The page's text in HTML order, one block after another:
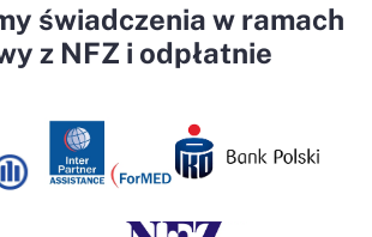
świadczenia w ramach
z NFZ i odpłatnie